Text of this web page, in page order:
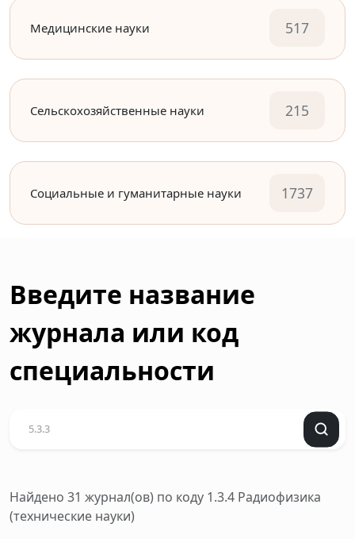
Медицинские науки 517
Сельскохозяйственные науки 215
Социальные и гуманитарные науки 1737
Введите название
журнала или код
специальности
Найдено 31 журнал(ов) по коду 1.3.4 Радиофизика
(технические науки)